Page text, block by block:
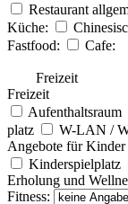
Restaurant
Küche:
Fastfood:
Cafe:
Freizeit
Freizeit
Aufenthaltsraum
platz
W-LAN /
Angebote für Kinder
Kinderspielplatz
Erholung und
Fitness: